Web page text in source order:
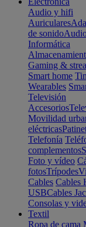
Audio y hifi
Auriculares
de sonido
Informática
Gaming &
Smart home
Wearables
Televisión
Accesorios
Movilidad
eléctricas
Telefonía
complementos
Foto y vídeo
fotosTrípodes
Cables Cables
USBCables
Consolas y
Textil
Ropa de cama